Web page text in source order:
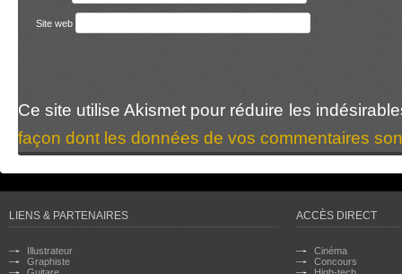
Site web
Ce site utilise Akismet pour réduire les
façon dont les données de vos commentaires
LIENS & PARTENAIRES
Illustrateur
Graphiste
ACCÈS DIRECT
Cinéma
Concours